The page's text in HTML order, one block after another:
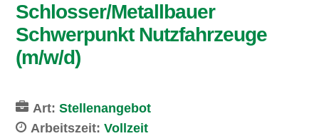
Schlosser/Metallbauer
Schwerpunkt Nutzfahrzeuge
(m/w/d)
Art:Stellenangebot
Arbeitszeit:Vollzeit